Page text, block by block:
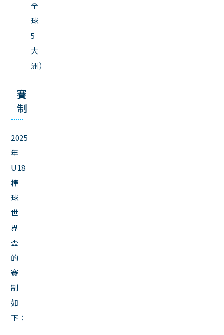
全
球
5
大
洲）
賽
制
2025
年
U18
棒
球
世
界
盃
的
賽
制
如
下：